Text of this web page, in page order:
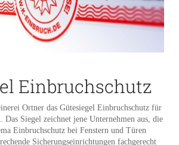
Einbruchschutz
Ortner das Gütesiegel Einbruchschutz für
Das Siegel zeichnet jene Unternehmen aus, die
Einbruchschutz bei Fenstern und Türen
Sicherungseinrichtungen fachgerecht